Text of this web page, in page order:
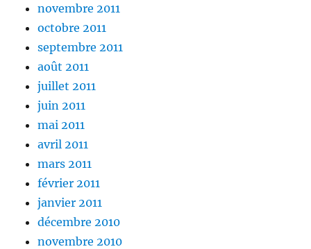
novembre 2011
octobre 2011
septembre 2011
août 2011
juillet 2011
juin 2011
mai 2011
avril 2011
mars 2011
février 2011
janvier 2011
décembre 2010
novembre 2010